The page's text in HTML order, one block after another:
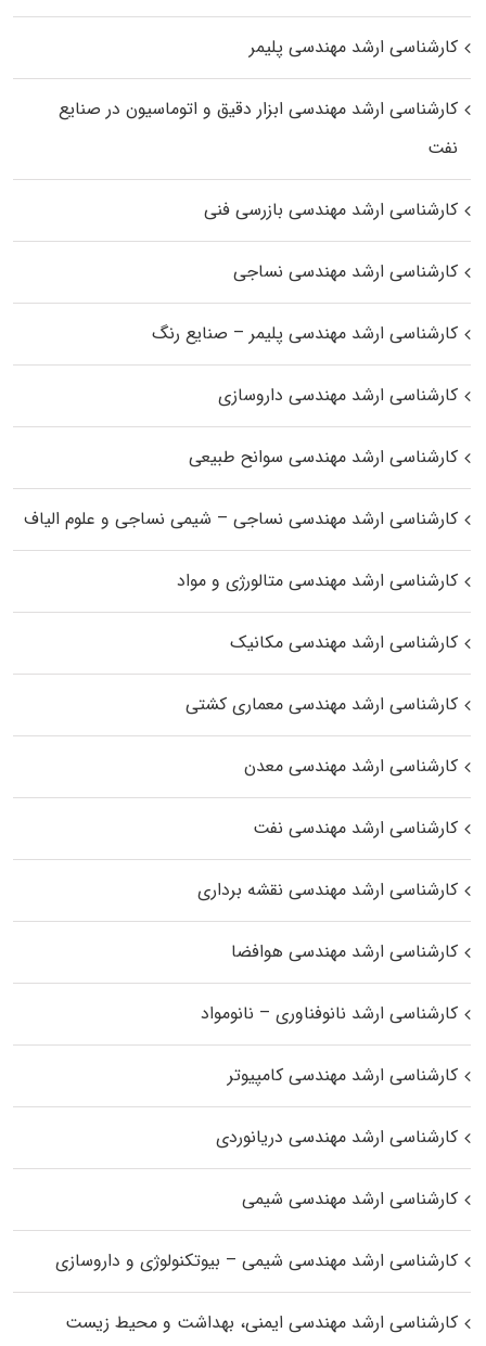
کارشناسی ارشد مهندسی پلیمر
کارشناسی ارشد مهندسی ابزار دقیق و اتوماسیون در صنایع
نفت
کارشناسی ارشد مهندسی بازرسی فنی
کارشناسی ارشد مهندسی نساجی
کارشناسی ارشد مهندسی پلیمر – صنایع رنگ
کارشناسی ارشد مهندسی داروسازی
کارشناسی ارشد مهندسی سوانح طبیعی
کارشناسی ارشد مهندسی نساجی – شیمی نساجی و علوم الیاف
کارشناسی ارشد مهندسی متالورژی و مواد
کارشناسی ارشد مهندسی مکانیک
کارشناسی ارشد مهندسی معماری کشتی
کارشناسی ارشد مهندسی معدن
کارشناسی ارشد مهندسی نفت
کارشناسی ارشد مهندسی نقشه برداری
کارشناسی ارشد مهندسی هوافضا
کارشناسی ارشد نانوفناوری – نانومواد
کارشناسی ارشد مهندسی کامپیوتر
کارشناسی ارشد مهندسی دریانوردی
کارشناسی ارشد مهندسی شیمی
کارشناسی ارشد مهندسی شیمی – بیوتکنولوژی و داروسازی
کارشناسی ارشد مهندسی ایمنی، بهداشت و محیط زیست